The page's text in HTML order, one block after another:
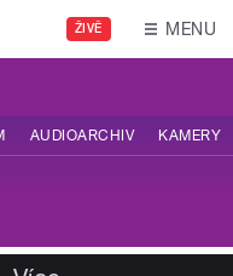
ŽIVĚ MENU
AUDIOARCHIV KAMERY